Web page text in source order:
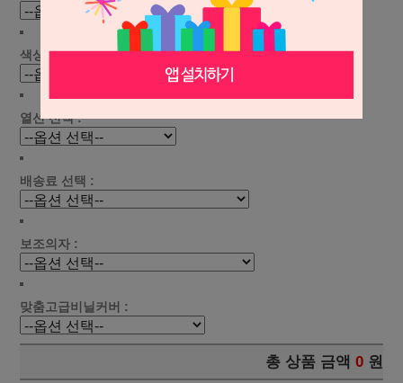
색상 선택 :
열선 선택 :
배송료 선택 :
보조의자 :
맞춤고급비닐커버 :
총 상품 금액 0 원